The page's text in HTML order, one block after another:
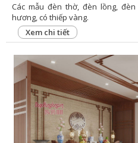
Các mẫu đèn thờ, đèn lồng,
hương, có thiếp vàng.
Xem chi tiết